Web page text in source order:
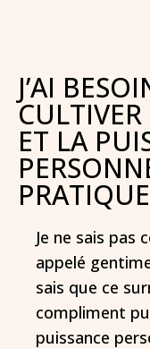
J’AI
CULTIVER
ET LA
PRATIQUE
Je ne sais pas
appelé
sais que ce
compliment
puissance